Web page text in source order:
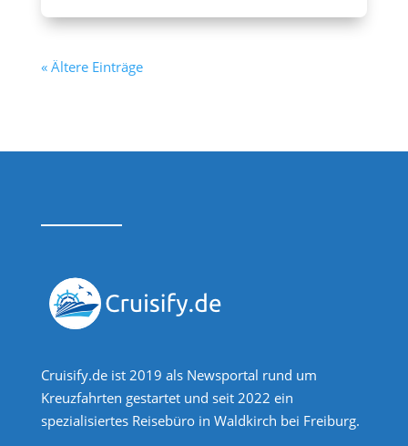
« Ältere Einträge
Cruisify.de ist 2019 als Newsportal rund um
Kreuzfahrten gestartet und seit 2022 ein
spezialisiertes Reisebüro in Waldkirch bei Freiburg.